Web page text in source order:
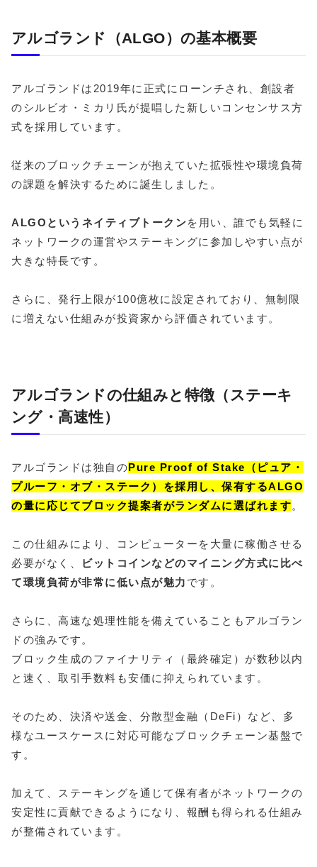
アルゴランド（ALGO）の基本概要
アルゴランドは2019年に正式にローンチされ、創設者
のシルビオ・ミカリ氏が提唱した新しいコンセンサス方
式を採用しています。
従来のブロックチェーンが抱えていた拡張性や環境負荷
の課題を解決するために誕生しました。
ALGOというネイティブトークンを用い、誰でも気軽に
ネットワークの運営やステーキングに参加しやすい点が
大きな特長です。
さらに、発行上限が100億枚に設定されており、無制限
に増えない仕組みが投資家から評価されています。
アルゴランドの仕組みと特徴（ステーキ
ング・高速性）
アルゴランドは独自のPure Proof of Stake（ピュア・
プルーフ・オブ・ステーク）を採用し、保有するALGO
の量に応じてブロック提案者がランダムに選ばれます。
この仕組みにより、コンピューターを大量に稼働させる
必要がなく、
ビットコインなどのマイニング方式に比べ
て環境負荷が非常に低い点が魅力 です。
さらに、高速な処理性能を備えていることもアルゴラン
ドの強みです。
ブロック生成のファイナリティ（最終確定）が数秒以内
と速く、取引手数料も安価に抑えられています。
そのため、決済や送金、分散型金融（DeFi）など、多
様なユースケースに対応可能なブロックチェーン基盤で
す。
加えて、ステーキングを通じて保有者がネットワークの
安定性に貢献できるようになり、報酬も得られる仕組み
が整備されています。